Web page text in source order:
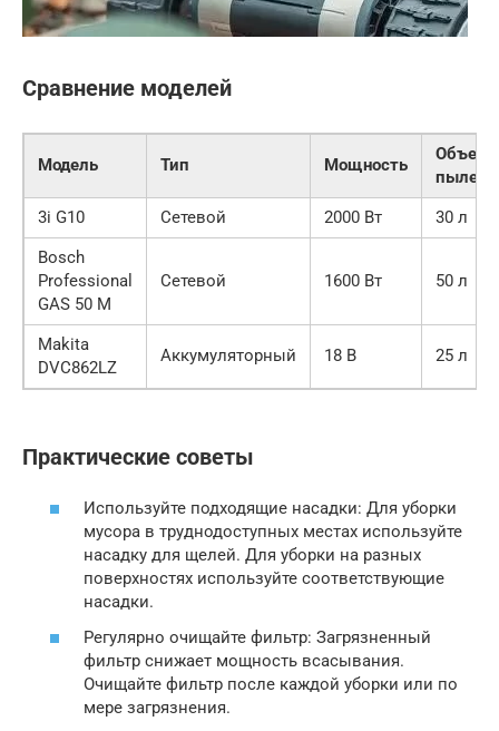
Сравнение моделей
Модель Тип Мощность
Объем
3i G10
Сетевой 2000 Вт
30 л
Bosch
Professional
GAS 50 M
Сетевой 1600 Вт 50 л
Makita
DVC862LZ
Аккумуляторный 18 В 25 л
Практические советы
Используйте подходящие насадки: Для уборки
мусора в труднодоступных местах используйте
насадку для щелей. Для уборки на разных
поверхностях используйте соответствующие
насадки.
Регулярно очищайте фильтр: Загрязненный
фильтр снижает мощность всасывания.
Очищайте фильтр после каждой уборки или по
мере загрязнения.